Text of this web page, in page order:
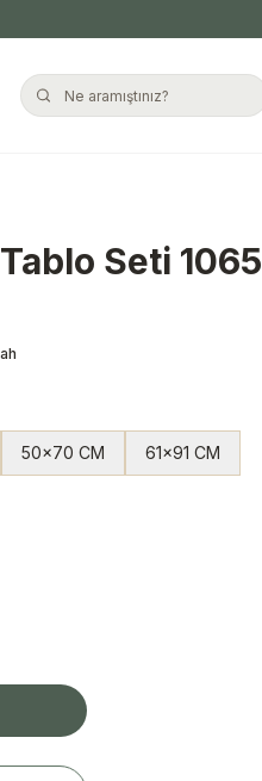
Seti 1065
50x70 CM 61x91 CM